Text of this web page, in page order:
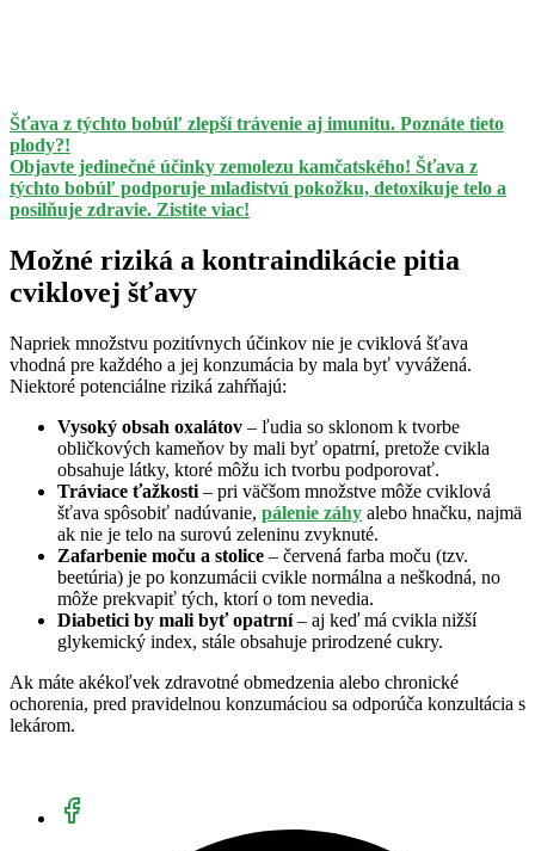
Šťava z týchto bobúľ zlepší trávenie aj imunitu. Poznáte tieto
plody?!
Objavte jedinečné účinky zemolezu kamčatského! Šťava z
týchto bobúľ podporuje mladistvú pokožku, detoxikuje telo a
posilňuje zdravie. Zistite viac!
Možné riziká a kontraindikácie pitia
cviklovej šťavy
Napriek množstvu pozitívnych účinkov nie je cviklová šťava
vhodná pre každého a jej konzumácia by mala byť vyvážená.
Niektoré potenciálne riziká zahŕňajú:
Vysoký obsah oxalátov – ľudia so sklonom k tvorbe
obličkových kameňov by mali byť opatrní, pretože cvikla
obsahuje látky, ktoré môžu ich tvorbu podporovať.
Tráviace ťažkosti – pri väčšom množstve môže cviklová
šťava spôsobiť nadúvanie, pálenie záhy alebo hnačku, najmä
ak nie je telo na surovú zeleninu zvyknuté.
Zafarbenie moču a stolice – červená farba moču (tzv.
beetúria) je po konzumácii cvikle normálna a neškodná, no
môže prekvapiť tých, ktorí o tom nevedia.
Diabetici by mali byť opatrní– aj keď má cvikla nižší
glykemický index, stále obsahuje prirodzené cukry.
Ak máte akékoľvek zdravotné obmedzenia alebo chronické
ochorenia, pred pravidelnou konzumáciou sa odporúča konzultácia s
lekárom.